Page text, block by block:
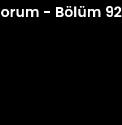
- Bölüm 92